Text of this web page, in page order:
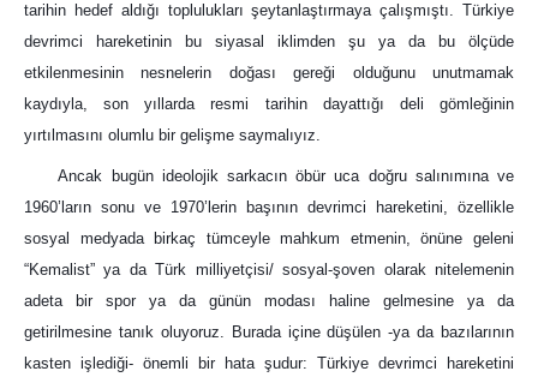
tarihin hedef aldığı toplulukları şeytanlaştırmaya çalışmıştı. Türkiye
devrimci hareketinin bu siyasal iklimden şu ya da bu ölçüde
etkilenmesinin nesnelerin doğası gereği olduğunu unutmamak
kaydıyla, son yıllarda resmi tarihin dayattığı deli gömleğinin
yırtılmasını olumlu bir gelişme saymalıyız.
Ancak bugün ideolojik sarkacın öbür uca doğru salınımına ve
1960’ların sonu ve 1970’lerin başının devrimci hareketini, özellikle
sosyal medyada birkaç tümceyle mahkum etmenin, önüne geleni
“Kemalist” ya da Türk milliyetçisi/ sosyal-şoven olarak nitelemenin
adeta bir spor ya da günün modası haline gelmesine ya da
getirilmesine tanık oluyoruz. Burada içine düşülen -ya da bazılarının
kasten işlediği- önemli bir hata şudur: Türkiye devrimci hareketini